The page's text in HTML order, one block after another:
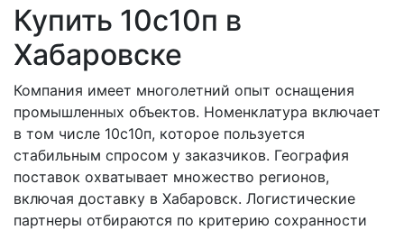
Купить 10с10п в
Хабаровске
Компания имеет многолетний опыт оснащения
промышленных объектов. Номенклатура включает
в том числе 10с10п, которое пользуется
стабильным спросом у заказчиков. География
поставок охватывает множество регионов,
включая доставку в Хабаровск. Логистические
партнеры отбираются по критерию сохранности